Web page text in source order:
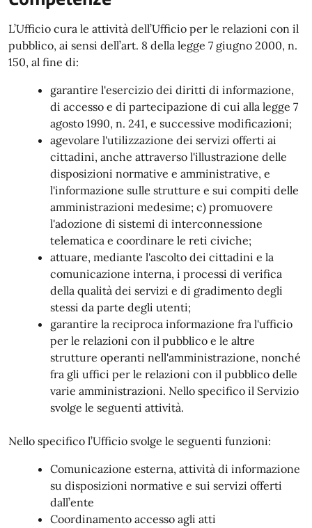
L’Ufficio cura le attività dell’Ufficio per le relazioni con il
pubblico, ai sensi dell’art. 8 della legge 7 giugno 2000, n.
150, al fine di:
garantire l'esercizio dei diritti di informazione,
di accesso e di partecipazione di cui alla legge 7
agosto 1990, n. 241, e successive modificazioni;
agevolare l'utilizzazione dei servizi offerti ai
cittadini, anche attraverso l'illustrazione delle
disposizioni normative e amministrative, e
l'informazione sulle strutture e sui compiti delle
amministrazioni medesime; c) promuovere
l'adozione di sistemi di interconnessione
telematica e coordinare le reti civiche;
attuare, mediante l'ascolto dei cittadini e la
comunicazione interna, i processi di verifica
della qualità dei servizi e di gradimento degli
stessi da parte degli utenti;
garantire la reciproca informazione fra l'ufficio
per le relazioni con il pubblico e le altre
strutture operanti nell'amministrazione, nonché
fra gli uffici per le relazioni con il pubblico delle
varie amministrazioni. Nello specifico il Servizio
svolge le seguenti attività.
Nello specifico l’Ufficio svolge le seguenti funzioni:
Comunicazione esterna, attività di informazione
su disposizioni normative e sui servizi offerti
dall’ente
Coordinamento accesso agli atti